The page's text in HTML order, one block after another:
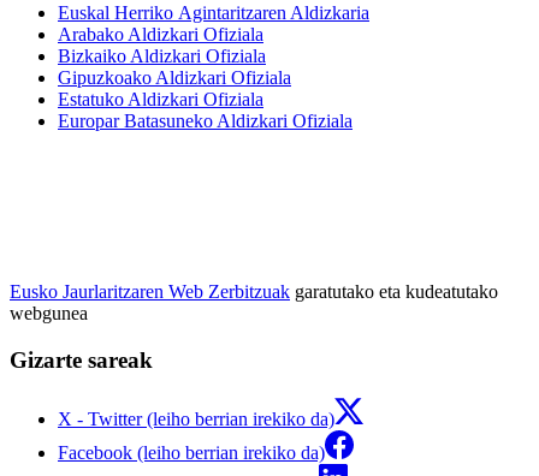
Euskal Herriko Agintaritzaren Aldizkaria
Arabako Aldizkari Ofiziala
Bizkaiko Aldizkari Ofiziala
Gipuzkoako Aldizkari Ofiziala
Estatuko Aldizkari Ofiziala
Europar Batasuneko Aldizkari Ofiziala
Eusko Jaurlaritzaren Web Zerbitzuak garatutako eta kudeatutako
webgunea
Gizarte sareak
X - Twitter (leiho berrian irekiko da)
Facebook (leiho berrian irekiko da)